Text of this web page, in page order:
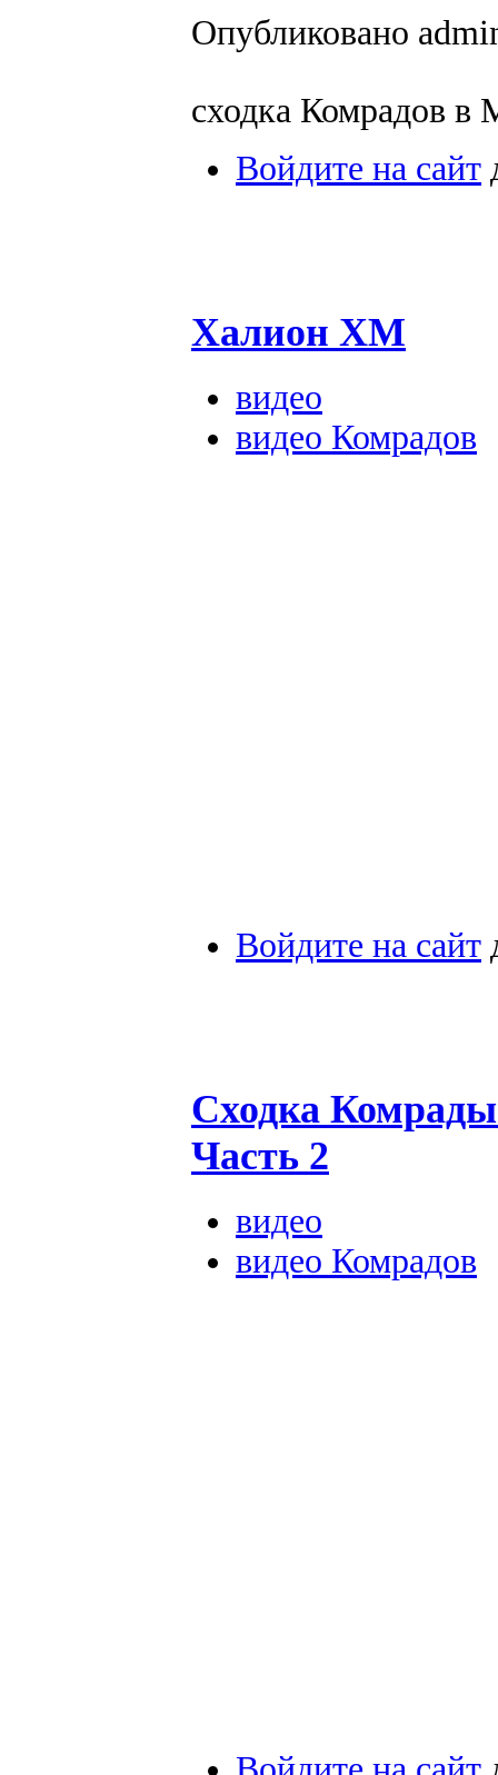
Опубликовано
сходка Комрадов в
Войдите на сайт
Халион ХМ
видео
видео Комрадов
Войдите на сайт
Сходка
Часть 2
видео
видео Комрадов